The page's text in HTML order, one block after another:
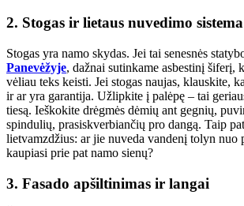
2. Stogas ir lietaus nuvedimo sistema
Stogas yra namo skydas. Jei tai senesnės
Panevėžyje, dažnai sutinkame asbestinį šiferį,
vėliau teks keisti. Jei stogas naujas, klauskite,
ir ar yra garantija. Užlipkite į palėpę – tai
tiesą. Ieškokite drėgmės dėmių ant gegnių,
spindulių, prasiskverbiančių pro dangą. Taip
lietvamzdžius: ar jie nuveda vandenį tolyn nuo
kaupiasi prie pat namo sienų?
3. Fasado apšiltinimas ir langai